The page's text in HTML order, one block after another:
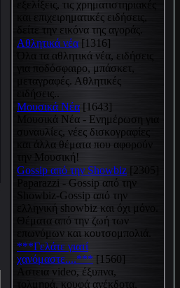
εξελίξεις, τις χρηματιστηριακές
και επιχειρηματικές ειδήσεις,
δείτε την εικόνα της αγοράς.
Αθλητικά νέα [1316]
Όλα τα αθλητικά νέα, ειδήσεις
για ποδόσφαιρο, μπάσκετ,
μεταγραφές. Αθλητικές
ειδήσεις..
Μουσικά Νέα [1643]
Μουσικά Νέα - Ενημέρωση για
συναυλίες, νέες δισκογραφίες
και άλλα θέματα που αφορούν
την Μουσική!
Gossip από την Showbiz
[2305]
Paparazzi - Gossip από την
Showbiz-Gossip από την
ελληνική showbiz και όχι μόνο.
Θέματα από την ζωή των
επωνύμων και κουτσομπολιά.
***Γελάτε γιατί
χανόμαστε....*** [1560]
Αστεια video, έξυπνα,
τολμηρά, κουφά ανέκδοτα,